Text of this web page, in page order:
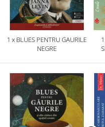
1 x BLUES PENTRU GAURILE
NEGRE